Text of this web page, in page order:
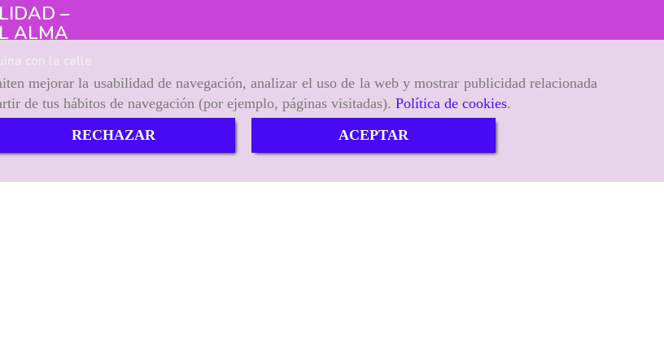
mejorar la usabilidad de navegación, analizar el uso de la web y mostrar publicidad relacionada
de tus hábitos de navegación (por ejemplo, páginas visitadas). Política de cookies.
RECHAZAR ACEPTAR
–
ALMA
con la calle